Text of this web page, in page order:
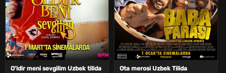
O'ldir meni sevgilim Uzbek tilida Ota merosi Uzbek Tilida